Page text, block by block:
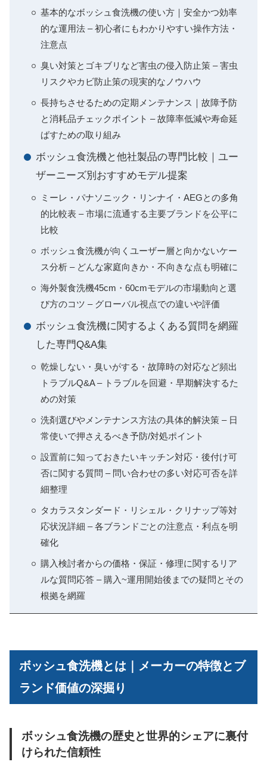
基本的なボッシュ食洗機の使い方｜安全かつ効率
的な運用法 – 初心者にもわかりやすい操作方法・
注意点
臭い対策とゴキブリなど害虫の侵入防止策 – 害虫
リスクやカビ防止策の現実的なノウハウ
長持ちさせるための定期メンテナンス｜故障予防
と消耗品チェックポイント – 故障率低減や寿命延
ばすための取り組み
ボッシュ食洗機と他社製品の専門比較｜ユー
ザーニーズ別おすすめモデル提案
ミーレ・パナソニック・リンナイ・AEGとの多角
的比較表 – 市場に流通する主要ブランドを公平に
比較
ボッシュ食洗機が向くユーザー層と向かないケー
ス分析 – どんな家庭向きか・不向きな点も明確に
海外製食洗機45cm・60cmモデルの市場動向と選
び方のコツ – グローバル視点での違いや評価
ボッシュ食洗機に関するよくある質問を網羅
した専門Q&A集
乾燥しない・臭いがする・故障時の対応など頻出
トラブルQ&A – トラブルを回避・早期解決するた
めの対策
洗剤選びやメンテナンス方法の具体的解決策 – 日
常使いで押さえるべき予防/対処ポイント
設置前に知っておきたいキッチン対応・後付け可
否に関する質問 – 問い合わせの多い対応可否を詳
細整理
タカラスタンダード・リシェル・クリナップ等対
応状況詳細 – 各ブランドごとの注意点・利点を明
確化
購入検討者からの価格・保証・修理に関するリア
ルな質問応答 – 購入~運用開始後までの疑問とその
根拠を網羅
ボッシュ食洗機とは｜メーカーの特徴とブ
ランド価値の深掘り
ボッシュ食洗機の歴史と世界的シェアに裏付
けられた信頼性